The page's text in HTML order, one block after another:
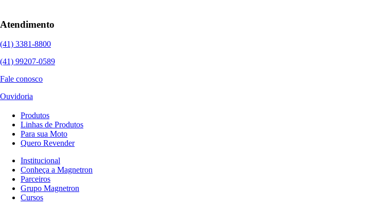
Atendimento
(41) 3381-8800
(41) 99207-0589
Fale conosco
Ouvidoria
Produtos
Linhas de Produtos
Para sua Moto
Quero Revender
Institucional
Conheça a Magnetron
Parceiros
Grupo Magnetron
Cursos